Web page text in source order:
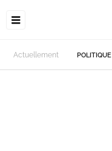
Actuellement POLITIQUE